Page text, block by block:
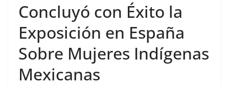
Concluyó con Éxito la
Exposición en España
Sobre Mujeres Indígenas
Mexicanas